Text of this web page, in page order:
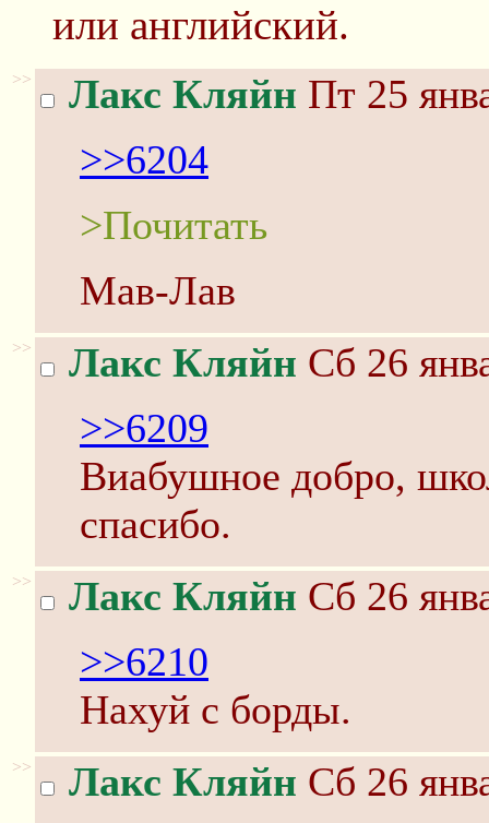
или английский.
>> Лакс Кляйн Пт 25
>>6204
>Почитать
Мав-Лав
>> Лакс Кляйн Сб 26
>>6209
Виабушное добро,
спасибо.
>> Лакс Кляйн Сб 26
>>6210
Нахуй с борды.
>> Лакс Кляйн Сб 26